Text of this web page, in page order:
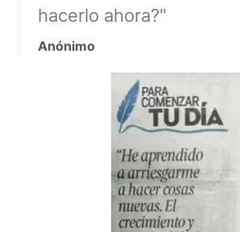
hacerlo ahora?"
Anónimo